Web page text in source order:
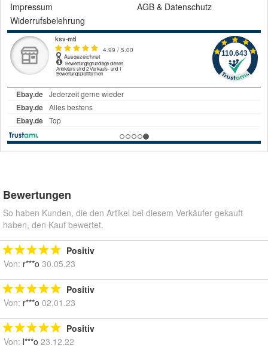
Impressum
AGB & Datenschutz
Widerrufsbelehrung
Bewertungen
So haben Kunden, die den Artikel bei diesem Verkäufer gekauft
haben, den Kauf bewertet.
Positiv
Von: r***o 30.05.23
Positiv
Von: r***o 02.01.23
Positiv
Von: l***o 23.12.22